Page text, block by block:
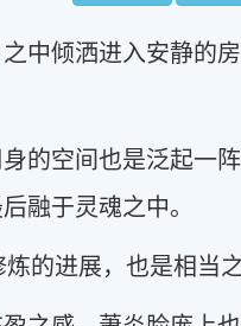
中倾洒进入安静的
的空间也是泛起一
融于灵魂之中。
炼的进展，也是相